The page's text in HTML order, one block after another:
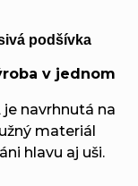
podšívka
v jednom
je navrhnutá na
materiál
hlavu aj uši.